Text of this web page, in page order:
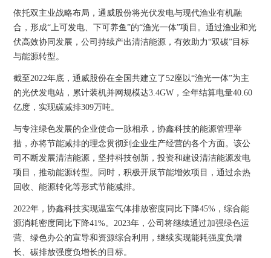
依托双主业战略布局，通威股份将光伏发电与现代渔业有机融
合，形成“上可发电、下可养鱼”的“渔光一体”项目。通过渔业和光
伏高效协同发展，公司持续产出清洁能源，有效助力“双碳”目标
与能源转型。
截至2022年底，通威股份在全国共建立了52座以“渔光一体”为主
的光伏发电站，累计装机并网规模达3.4GW，全年结算电量40.60
亿度，实现碳减排309万吨。
与专注绿色发展的企业使命一脉相承，协鑫科技的能源管理举
措，亦将节能减排的理念贯彻到企业生产经营的各个方面。该公
司不断发展清洁能源，坚持科技创新，投资和建设清洁能源发电
项目，推动能源转型。同时，积极开展节能增效项目，通过余热
回收、能源转化等形式节能减排。
2022年，协鑫科技实现温室气体排放密度同比下降45%，综合能
源消耗密度同比下降41%。2023年，公司将继续通过加强绿色运
营、绿色办公的宣导和资源综合利用，继续实现能耗强度负增
长、碳排放强度负增长的目标。